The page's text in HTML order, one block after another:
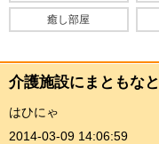
癒し部屋
介護施設にまともな
はひにゃ
2014-03-09 14:06:59